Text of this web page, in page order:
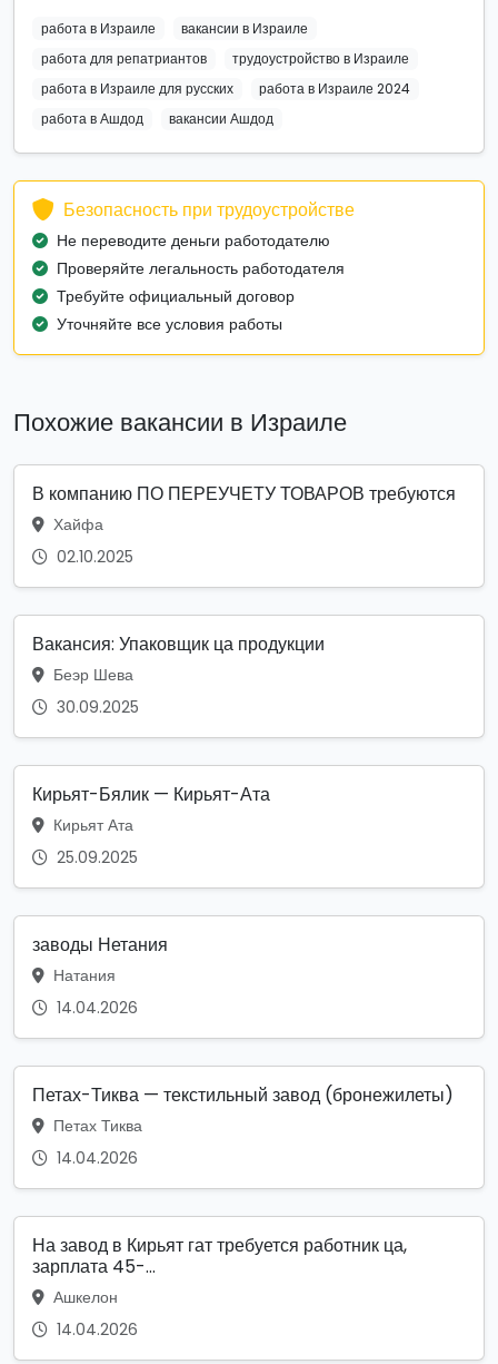
работа в Израиле
вакансии в Израиле
работа для репатриантов
трудоустройство в Израиле
работа в Израиле для русских
работа в Израиле 2024
работа в Ашдод
вакансии Ашдод
Безопасность при трудоустройстве
Не переводите деньги работодателю
Проверяйте легальность работодателя
Требуйте официальный договор
Уточняйте все условия работы
Похожие вакансии в Израиле
В компанию ПО ПЕРЕУЧЕТУ ТОВАРОВ требуются
Хайфа
02.10.2025
Вакансия: Упаковщик ца продукции
Беэр Шева
30.09.2025
Кирьят-Бялик — Кирьят-Ата
Кирьят Ата
25.09.2025
заводы Нетания
Натания
14.04.2026
Петах-Тиква — текстильный завод (бронежилеты)
Петах Тиква
14.04.2026
На завод в Кирьят гат требуется работник ца,
зарплата 45-...
Ашкелон
14.04.2026